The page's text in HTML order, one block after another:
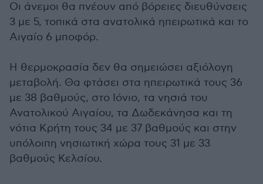
Οι άνεμοι θα πνέουν από βόρειες διευθύνσεις
3 με 5, τοπικά στα ανατολικά ηπειρωτικά και το
Αιγαίο 6 μποφόρ.
Η θερμοκρασία δεν θα σημειώσει αξιόλογη
μεταβολή. Θα φτάσει στα ηπειρωτικά τους 36
με 38 βαθμούς, στο Ιόνιο, τα νησιά του
Ανατολικού Αιγαίου, τα Δωδεκάνησα και τη
νότια Κρήτη τους 34 με 37 βαθμούς και στην
υπόλοιπη νησιωτική χώρα τους 31 με 33
βαθμούς Κελσίου.